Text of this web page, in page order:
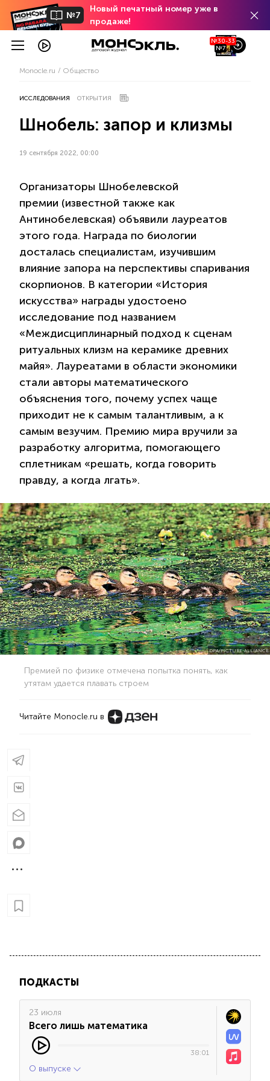
№7
Новый печатный номер уже в
продаже!
№30-33
№7
Monocle.ru Общество
ИССЛЕДОВАНИЯ ОТКРЫТИЯ
Шнобель: запор и клизмы
19 сентября 2022, 00:00
Организаторы Шнобелевской
премии (известной также как
Антинобелевская) объявили лауреатов
этого года. Награда по биологии
досталась специалистам, изучившим
влияние запора на перспективы спаривания
скорпионов. В категории «История
искусства» награды удостоено
исследование под названием
«Междисциплинарный подход к сценам
ритуальных клизм на керамике древних
майя». Лауреатами в области экономики
стали авторы математического
объяснения того, почему успех чаще
приходит не к самым талантливым, а к
самым везучим. Премию мира вручили за
разработку алгоритма, помогающего
сплетникам «решать, когда говорить
правду, а когда лгать».
DPA/PICTURE-ALLIANCE
Премией по физике отмечена попытка понять, как
утятам удается плавать строем
Читайте Monocle.ru в
ПОДКАСТЫ
23 июля
Всего лишь математика
38:01
О выпуске